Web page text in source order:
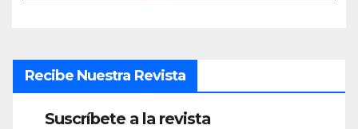
Recibe Nuestra Revista
Suscríbete a la revista